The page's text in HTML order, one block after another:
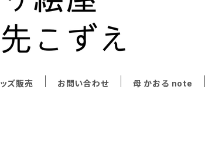
ズ販売 お問い合わせ 母 かおる note